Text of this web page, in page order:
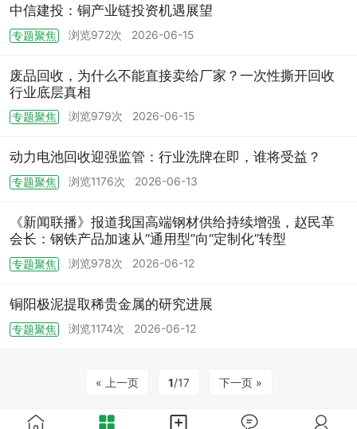
中信建投：铜产业链投资机遇展望
专题聚焦 浏览972次 2026-06-15
废品回收，为什么不能直接卖给厂家？一次性撕开回收
行业底层真相
专题聚焦 浏览979次 2026-06-15
动力电池回收迎强监管：行业洗牌在即，谁将受益？
专题聚焦 浏览1176次 2026-06-13
《新闻联播》报道我国高端钢材供给持续增强，赵民革
会长：钢铁产品加速从“通用型”向“定制化”转型
专题聚焦 浏览978次 2026-06-12
铜阳极泥提取稀贵金属的研究进展
专题聚焦 浏览1174次 2026-06-12
« 上一页 1/17 下一页 »